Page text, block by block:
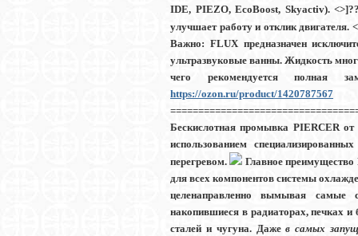
IDE, PIEZO, EcoBoost, Skyactiv).
улучшает работу и отклик
Важно: FLUX предназначен
ультразвуковые ванны. Жидкость
чего рекомендуется полная
https://ozon.ru/product/1420787567
Бескислотная промывка PIERCER
использованием
перегревом.
Главное
для всех компонентов системы
целенаправленно вымывая самые
накопившиеся в радиаторах, печках и
сталей и чугуна. Дажев самых